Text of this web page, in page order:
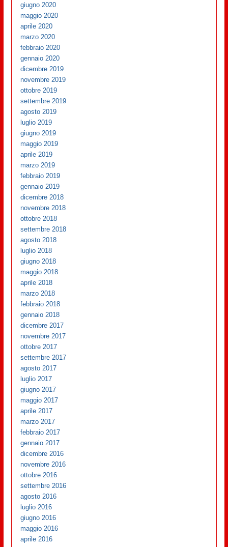
giugno 2020
maggio 2020
aprile 2020
marzo 2020
febbraio 2020
gennaio 2020
dicembre 2019
novembre 2019
ottobre 2019
settembre 2019
agosto 2019
luglio 2019
giugno 2019
maggio 2019
aprile 2019
marzo 2019
febbraio 2019
gennaio 2019
dicembre 2018
novembre 2018
ottobre 2018
settembre 2018
agosto 2018
luglio 2018
giugno 2018
maggio 2018
aprile 2018
marzo 2018
febbraio 2018
gennaio 2018
dicembre 2017
novembre 2017
ottobre 2017
settembre 2017
agosto 2017
luglio 2017
giugno 2017
maggio 2017
aprile 2017
marzo 2017
febbraio 2017
gennaio 2017
dicembre 2016
novembre 2016
ottobre 2016
settembre 2016
agosto 2016
luglio 2016
giugno 2016
maggio 2016
aprile 2016